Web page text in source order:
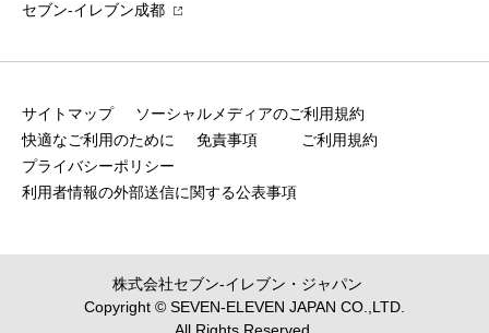
セブン‐イレブン成都
サイトマップ
ソーシャルメディアのご利用規約
快適なご利用のために
免責事項
ご利用規約
プライバシーポリシー
利用者情報の外部送信に関する公表事項
株式会社セブン‐イレブン・ジャパン
Copyright © SEVEN-ELEVEN JAPAN CO.,LTD.